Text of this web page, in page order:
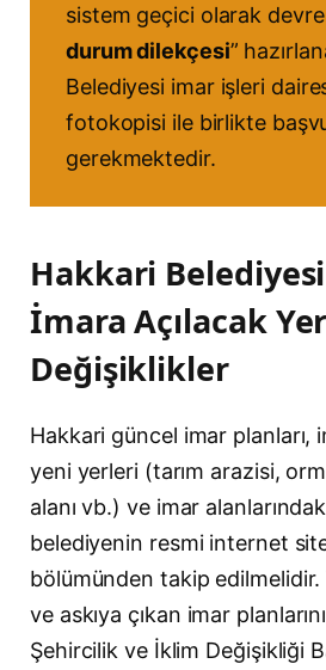
sistem geçici olarak devre
durum dilekçesi”
Belediyesi imar işleri
fotokopisi ile birlikte
gerekmektedir.
Hakkari
İmara Açılacak
Değişiklikler
Hakkari güncel imar planları,
yeni yerleri (tarım arazisi,
alanı vb.) ve imar
belediyenin resmi internet
bölümünden takip edilmelidir.
ve askıya çıkan imar
Şehircilik ve İklim Değişikliği